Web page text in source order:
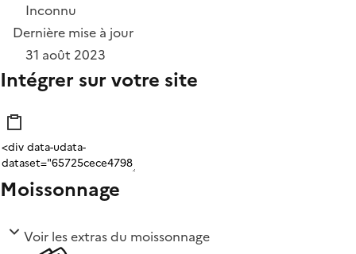
Inconnu
Dernière mise à jour
31 août 2023
Intégrer sur votre site
Moissonnage
Voir les extras du moissonnage